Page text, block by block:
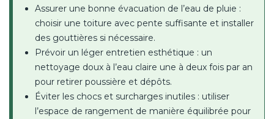
Assurer une bonne évacuation de l’eau de pluie :
choisir une toiture avec pente suffisante et installer
des gouttières si nécessaire.
Prévoir un léger entretien esthétique : un
nettoyage doux à l’eau claire une à deux fois par an
pour retirer poussière et dépôts.
Éviter les chocs et surcharges inutiles : utiliser
l’espace de rangement de manière équilibrée pour